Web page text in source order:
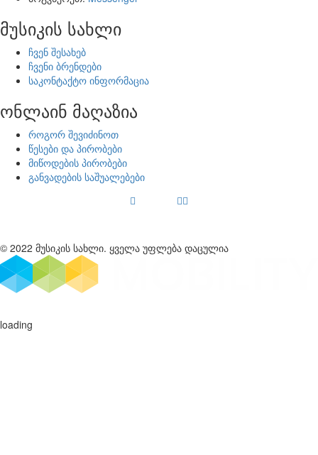
მუსიკის სახლი
ჩვენ შესახებ
ჩვენი ბრენდები
საკონტაქტო ინფორმაცია
ონლაინ მაღაზია
როგორ შევიძინოთ
წესები და პირობები
მიწოდების პირობები
განვადების საშუალებები
© 2022 მუსიკის სახლი. ყველა უფლება დაცულია
loading